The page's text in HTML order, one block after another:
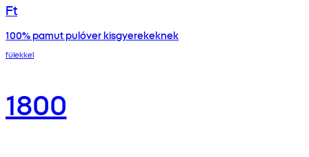
Ft
100% pamut pulóver kisgyerekeknek
fülekkel
1800